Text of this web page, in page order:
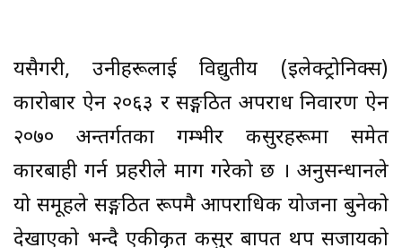
यसैगरी, उनीहरूलाई विद्युतीय (इलेक्ट्रोनिक्स)
कारोबार ऐन २०६३ र सङ्गठित अपराध निवारण ऐन
२०७० अन्तर्गतका गम्भीर कसुरहरूमा समेत
कारबाही गर्न प्रहरीले माग गरेको छ । अनुसन्धानले
यो समूहले सङ्गठित रूपमै आपराधिक योजना बुनेको
देखाएको भन्दै एकीकृत कसुर बापत थप सजायको